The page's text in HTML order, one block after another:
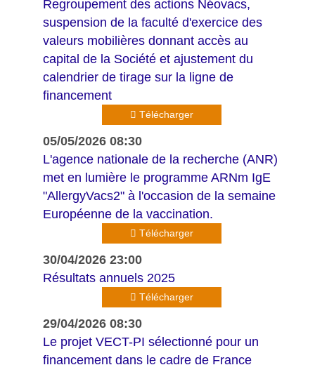
Regroupement des actions Néovacs,
suspension de la faculté d'exercice des
valeurs mobilières donnant accès au
capital de la Société et ajustement du
calendrier de tirage sur la ligne de
financement
Télécharger
05/05/2026 08:30
L'agence nationale de la recherche (ANR)
met en lumière le programme ARNm IgE
"AllergyVacs2" à l'occasion de la semaine
Européenne de la vaccination.
Télécharger
30/04/2026 23:00
Résultats annuels 2025
Télécharger
29/04/2026 08:30
Le projet VECT-PI sélectionné pour un
financement dans le cadre de France